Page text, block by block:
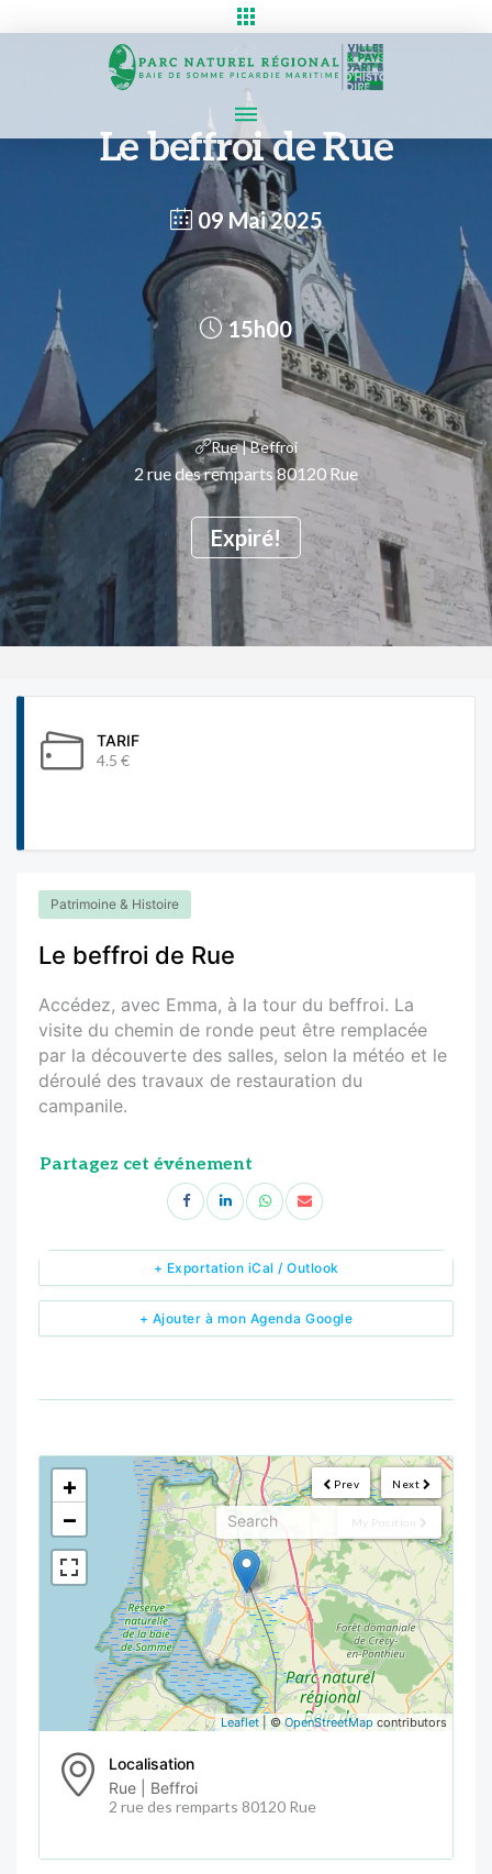
Le beffroi de Rue
09 Mai 2025
Expiré!
15h00
Rue | Beffroi
2 rue des remparts 80120 Rue
TARIF
4.5 €
Patrimoine & Histoire
Le beffroi de Rue
Accédez, avec Emma, à la tour du beffroi. La
visite du chemin de ronde peut être remplacée
par la découverte des salles, selon la météo et le
déroulé des travaux de restauration du
campanile.
Partagez cet événement
+ Ajouter à mon Agenda Google
+ Exportation iCal / Outlook
Next
Prev
My Position
<!---->
+
−
Leaflet| ©OpenStreetMap contributors
Localisation
Rue | Beffroi
2 rue des remparts 80120 Rue